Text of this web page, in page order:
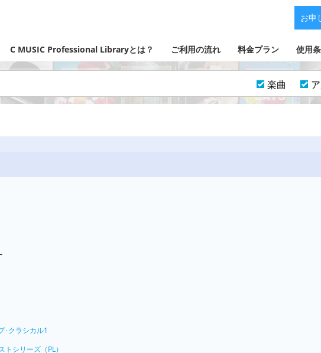
C MUSIC Professional Libraryとは？ ご利用の流れ 料金プラン 使用
お申
楽曲
･クラシカル1
トシリーズ（PL）